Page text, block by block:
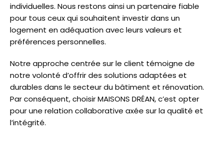
individuelles. Nous restons ainsi un partenaire fiable
pour tous ceux qui souhaitent investir dans un
logement en adéquation avec leurs valeurs et
préférences personnelles.
Notre approche centrée sur le client témoigne de
notre volonté d’offrir des solutions adaptées et
durables dans le secteur du bâtiment et rénovation.
Par conséquent, choisir MAISONS DRÉAN, c’est opter
pour une relation collaborative axée sur la qualité et
l’intégrité.